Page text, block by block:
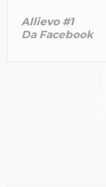
Allievo #1
Da Facebook